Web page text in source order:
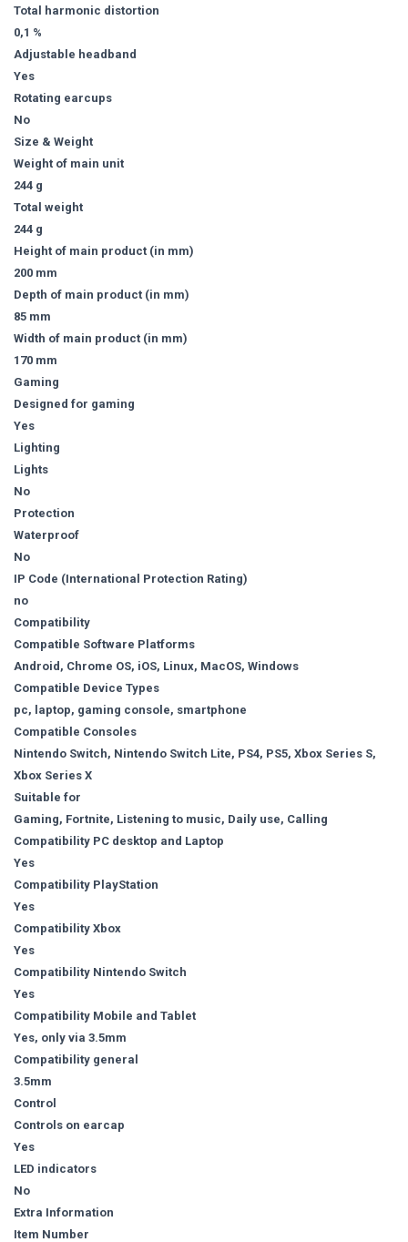
Total harmonic distortion
0,1 %
Adjustable headband
Yes
Rotating earcups
No
Size & Weight
Weight of main unit
244 g
Total weight
244 g
Height of main product (in mm)
200 mm
Depth of main product (in mm)
85 mm
Width of main product (in mm)
170 mm
Gaming
Designed for gaming
Yes
Lighting
Lights
No
Protection
Waterproof
No
IP Code (International Protection Rating)
no
Compatibility
Compatible Software Platforms
Android, Chrome OS, iOS, Linux, MacOS, Windows
Compatible Device Types
pc, laptop, gaming console, smartphone
Compatible Consoles
Nintendo Switch, Nintendo Switch Lite, PS4, PS5, Xbox Series S,
Xbox Series X
Suitable for
Gaming, Fortnite, Listening to music, Daily use, Calling
Compatibility PC desktop and Laptop
Yes
Compatibility PlayStation
Yes
Compatibility Xbox
Yes
Compatibility Nintendo Switch
Yes
Compatibility Mobile and Tablet
Yes, only via 3.5mm
Compatibility general
3.5mm
Control
Controls on earcap
Yes
LED indicators
No
Extra Information
Item Number